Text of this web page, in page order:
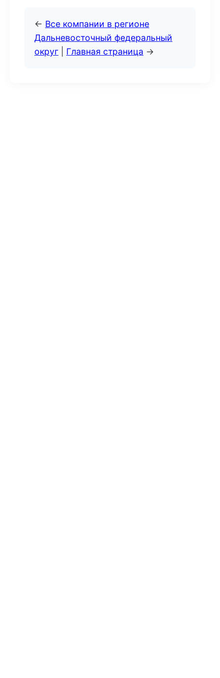
← Все компании в регионе
Дальневосточный федеральный
округ
Главная страница →